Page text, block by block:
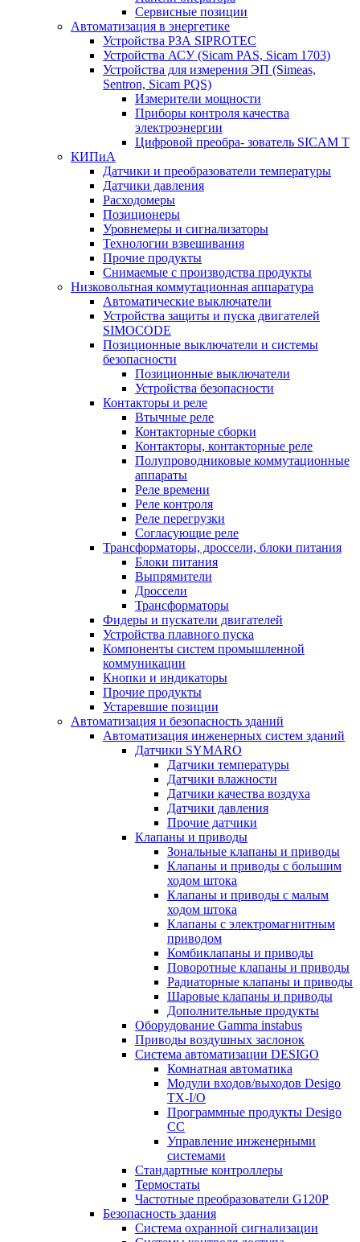
Сервисные позиции
Автоматизация в энергетике
Устройства РЗА SIPROTEC
Устройства АСУ (Sicam PAS, Sicam 1703)
Устройства для измерения ЭП (Simeas,
Sentron, Sicam PQS)
Измерители мощности
Приборы контроля качества
электроэнергии
Цифровой преобра- зователь SICAM T
КИПиА
Датчики и преобразователи температуры
Датчики давления
Расходомеры
Позиционеры
Уровнемеры и сигнализаторы
Технологии взвешивания
Прочие продукты
Снимаемые с производства продукты
Низковольтная коммутационная аппаратура
Автоматические выключатели
Устройства защиты и пуска двигателей
SIMOCODE
Позиционные выключатели и системы
безопасности
Позиционные выключатели
Устройства безопасности
Контакторы и реле
Втычные реле
Контакторные сборки
Контакторы, контакторные реле
Полупроводниковые коммутационные
аппараты
Реле времени
Реле контроля
Реле перегрузки
Согласующие реле
Трансформаторы, дроссели, блоки питания
Блоки питания
Выпрямители
Дроссели
Трансформаторы
Фидеры и пускатели двигателей
Устройства плавного пуска
Компоненты систем промышленной
коммуникации
Кнопки и индикаторы
Прочие продукты
Устаревшие позиции
Автоматизация и безопасность зданий
Автоматизация инженерных систем зданий
Датчики SYMARO
Датчики температуры
Датчики влажности
Датчики качества воздуха
Датчики давления
Прочие датчики
Клапаны и приводы
Зональные клапаны и приводы
Клапаны и приводы с большим
ходом штока
Клапаны и приводы с малым
ходом штока
Клапаны с электромагнитным
приводом
Комбиклапаны и приводы
Поворотные клапаны и приводы
Радиаторные клапаны и приводы
Шаровые клапаны и приводы
Дополнительные продукты
Оборудование Gamma instabus
Приводы воздушных заслонок
Система автоматизации DESIGO
Комнатная автоматика
Модули входов/выходов Desigo
TX-I/O
Программные продукты Desigo
CC
Управление инженерными
системами
Стандартные контроллеры
Термостаты
Частотные преобразователи G120P
Безопасность здания
Система охранной сигнализации